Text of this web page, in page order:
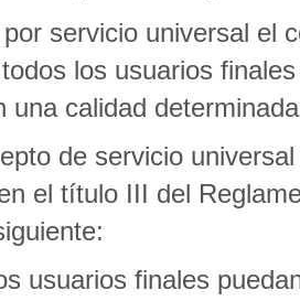
servicio universal el
los usuarios
una calidad
de servicio
el título III del
usuarios finales